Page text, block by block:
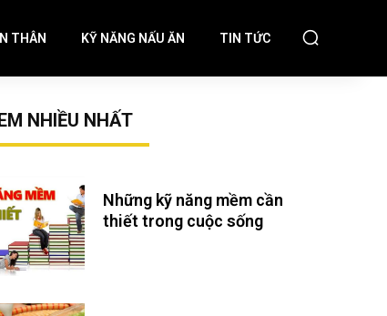
THÂN KỸ NĂNG NẤU ĂN TIN TỨC
NHIỀU NHẤT
Những kỹ năng mềm cần
thiết trong cuộc sống